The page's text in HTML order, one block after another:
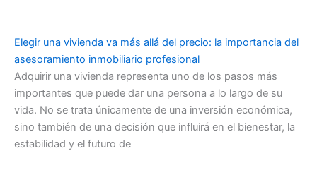
Elegir una vivienda va más allá del precio: la importancia del
asesoramiento inmobiliario profesional
Adquirir una vivienda representa uno de los pasos más
importantes que puede dar una persona a lo largo de su
vida. No se trata únicamente de una inversión económica,
sino también de una decisión que influirá en el bienestar, la
estabilidad y el futuro de